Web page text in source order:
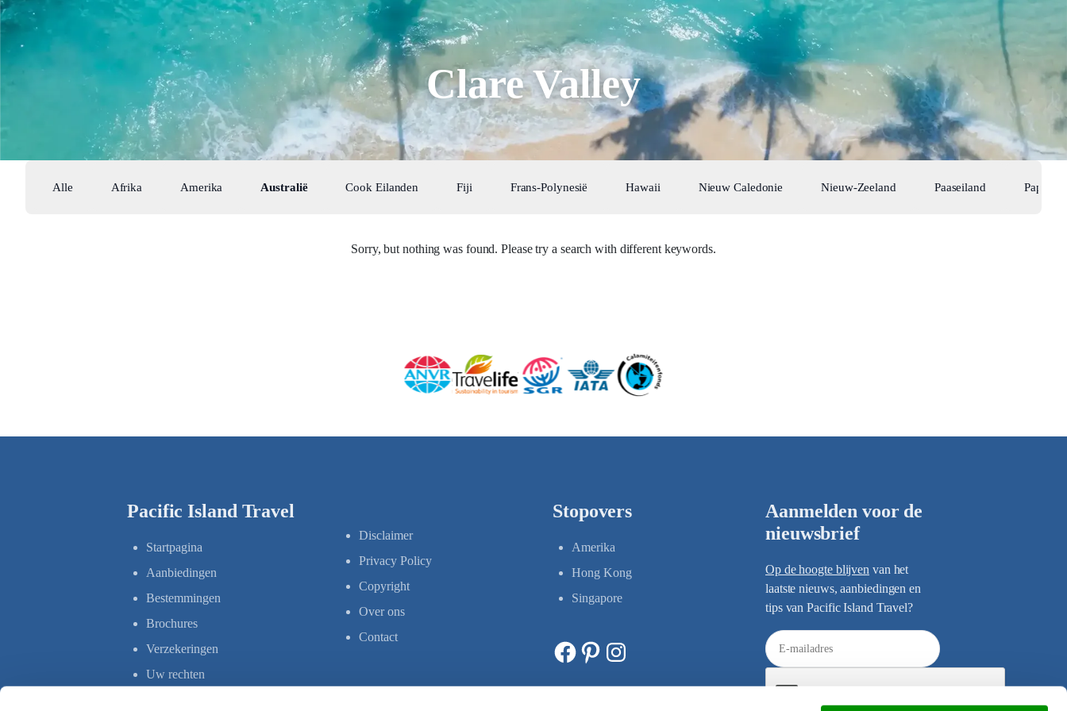
Clare Valley
Alle Afrika Amerika Australië Cook Eilanden Fiji Frans-Polynesië Hawaii Nieuw Caledonie Nieuw-Zeeland Paaseiland Papoea
Sorry, but nothing was found. Please try a search with different keywords.
Pacific Island Travel
Startpagina
Aanbiedingen
Bestemmingen
Brochures
Verzekeringen
Uw rechten
Disclaimer
Privacy Policy
Copyright
Over ons
Contact
Stopovers
Amerika
Hong Kong
Singapore
Facebook Pinterest Instagram
Aanmelden voor de
nieuwsbrief
Op de hoogte blijven van het
laatste nieuws, aanbiedingen en
tips van Pacific Island Travel?
E
-